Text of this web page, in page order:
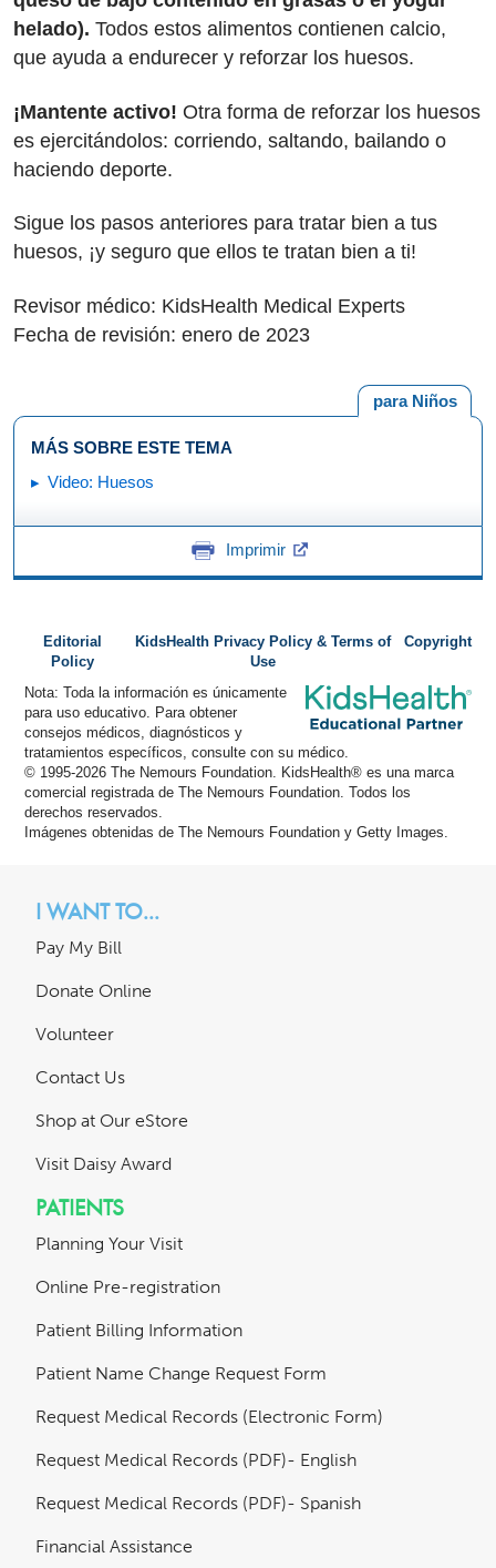
helado). Todos estos alimentos contienen calcio,
que ayuda a endurecer y reforzar los huesos.
¡Mantente activo! Otra forma de reforzar los huesos
es ejercitándolos: corriendo, saltando, bailando o
haciendo deporte.
Sigue los pasos anteriores para tratar bien a tus
huesos, ¡y seguro que ellos te tratan bien a ti!
Revisor médico: KidsHealth Medical Experts
Fecha de revisión: enero de 2023
para Niños
MÁS SOBRE ESTE TEMA
Video: Huesos
Imprimir
Editorial
Policy
KidsHealth Privacy Policy & Terms of
Use
Copyright
Nota: Toda la información es únicamente
para uso educativo. Para obtener
consejos médicos, diagnósticos y
tratamientos específicos, consulte con su médico.
© 1995-2026 The Nemours Foundation. KidsHealth® es una marca
comercial registrada de The Nemours Foundation. Todos los
derechos reservados.
Imágenes obtenidas de The Nemours Foundation y Getty Images.
I WANT TO...
Pay My Bill
Donate Online
Volunteer
Contact Us
Shop at Our eStore
Visit Daisy Award
PATIENTS
Planning Your Visit
Online Pre-registration
Patient Billing Information
Patient Name Change Request Form
Request Medical Records (Electronic Form)
Request Medical Records (PDF)- English
Request Medical Records (PDF)- Spanish
Financial Assistance